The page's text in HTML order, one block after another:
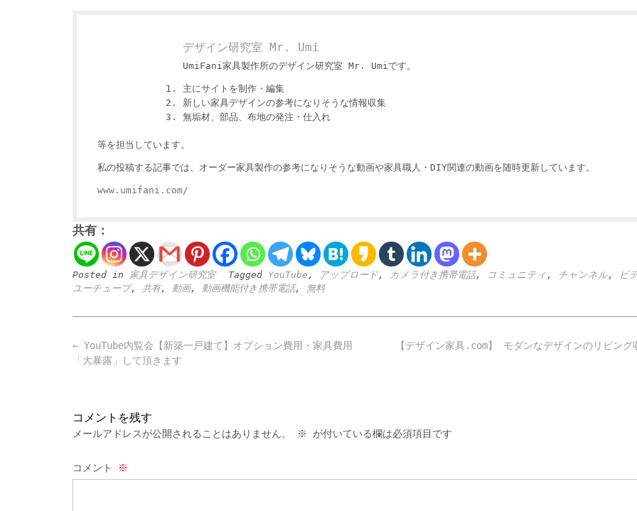
デザイン研究室 Mr. Umi
UmiFani家具製作所のデザイン研究室 Mr. Umiです。
主にサイトを制作・編集
新しい家具デザインの参考になりそうな情報収集
無垢材、部品、布地の発注・仕入れ
等を担当しています。
私の投稿する記事では、オーダー家具製作の参考になりそうな動画や家具職人・DIY関連の動画を随時更新しています。
www.umifani.com/
共有：
Posted in 家具デザイン研究室 Tagged YouTube , アップロード, カメラ付き携帯電話, コミュニティ , チャンネル,
ビ
ユーチューブ, 共有, 動画, 動画機能付き携帯電話, 無料
Post
navigation
【デザイン家具.com】 モダンなデザインのリビン
← YouTube内覧会【新築一戸建て】オプション費用・家具費用
「大暴露」して頂きます
コメントを残す
メールアドレスが公開されることはありません。 ※ が付いている欄は必須項目です
コメント ※